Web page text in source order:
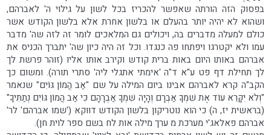
בפסוק הזה הורתה שאפשר להכריז בכל לשון על גילוי ה' לאברהם,
ושהוא לא יהיה יותר בהעלם או בלשון אחרת אלא בלשון הקודש אשר
כולם למעלה מדברים בה, ויכולים גם המלאכים לומר זה לזה שה' מדבר
עמו ולא יקטרגו ויפתחו פה כנגדו. וכל זה היה כיון שה' יתברך הכניס את
אברהם באותו היום באות ברית קודש וקירב אותו אליו (זוהר פרשת לך
לך תחילת דף פט ע"א ד"ה 'אימתי אתגלי ליה' סתרי תורה). ומשום כך
הקב"ה קרא לאברהם אבינו ביום המילה על שם "אַב הֲמוֹן גּוֹיִם" שנאמר
"וְלֹא יִקָּרֵא עוֹד אֶת שִׁמְךָ אַבְרָם וְהָיָה שִׁמְךָ אַבְרָהָם כִּי אַב הֲמוֹן גּוֹיִם נְתַתִּיךָ"
(בראשית יז, ה) כי הוא נוטריקון בלשון הקודש דווקא ('שמו אברהם' לר'
אברהם פאלאג'י מערכת מ ערך מילה אות לח בשם ספר לוית חן).